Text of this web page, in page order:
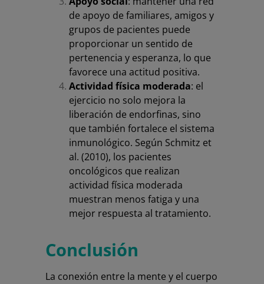
de apoyo de familiares, amigos y
grupos de pacientes puede
proporcionar un sentido de
pertenencia y esperanza, lo que
favorece una actitud positiva.
Actividad física moderada: el
ejercicio no solo mejora la
liberación de endorfinas, sino
que también fortalece el sistema
inmunológico. Según Schmitz et
al. (2010), los pacientes
oncológicos que realizan
actividad física moderada
muestran menos fatiga y una
mejor respuesta al tratamiento.
Conclusión
La conexión entre la mente y el cuerpo